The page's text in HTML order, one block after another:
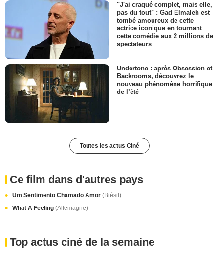
"J'ai craqué complet, mais elle,
pas du tout" : Gad Elmaleh est
tombé amoureux de cette
actrice iconique en tournant
cette comédie aux 2 millions de
spectateurs
Undertone : après Obsession et
Backrooms, découvrez le
nouveau phénomène horrifique
de l’été
Toutes les actus Ciné
Ce film dans d'autres pays
Um Sentimento Chamado Amor (Brésil)
What A Feeling (Allemagne)
Top actus ciné de la semaine